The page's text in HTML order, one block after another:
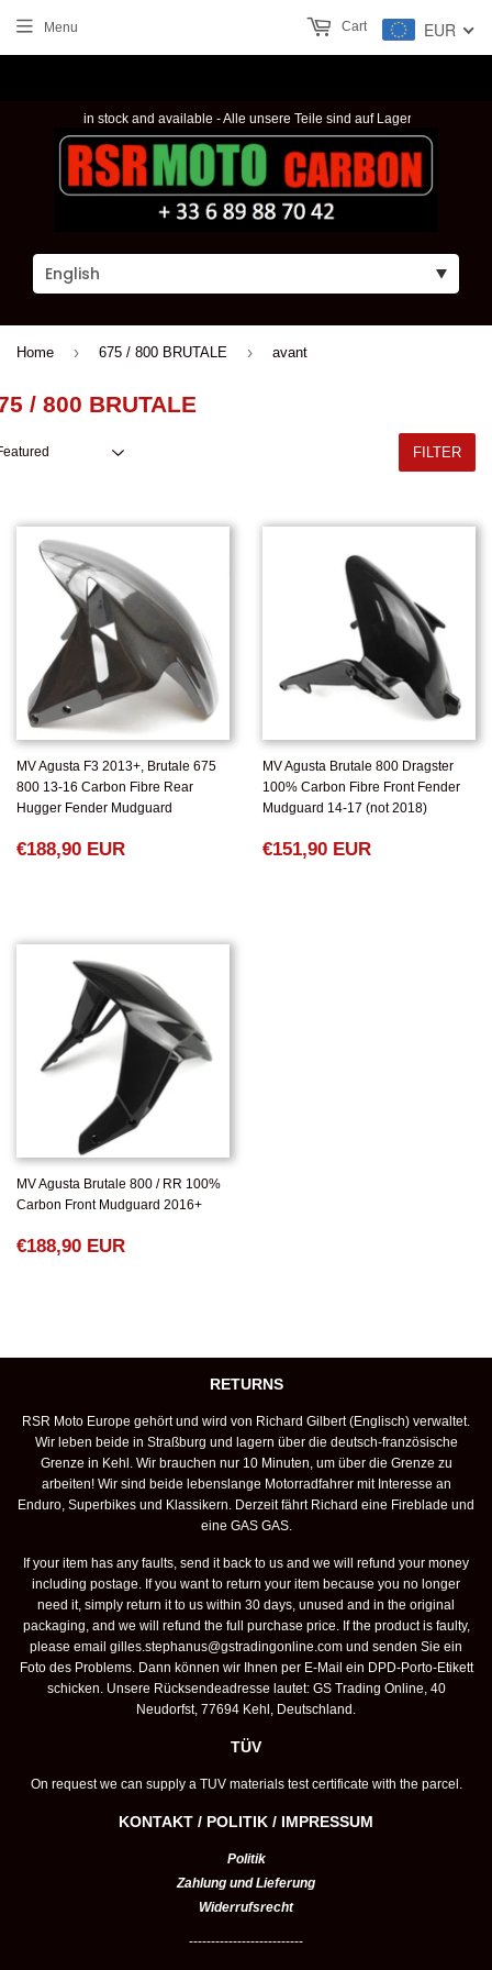
parts are in stock and available - Alle unsere Teile sind auf Lager und
Menu EUR
Cart
Home › 675 / 800 BRUTALE › avant
/ 800 BRUTALE
FILTER
MV Agusta F3 2013+, Brutale 675
800 13-16 Carbon Fibre Rear
Hugger Fender Mudguard
NORMALER
€188,90 EUR
MV Agusta Brutale 800 Dragster
100% Carbon Fibre Front Fender
Mudguard 14-17 (not 2018)
NORMALER
€151,90 EUR
MV Agusta Brutale 800 / RR 100%
Carbon Front Mudguard 2016+
NORMALER
€188,90 EUR
RETURNS
RSR Moto Europe gehört und wird von Richard Gilbert (Englisch) verwaltet.
Wir leben beide in Straßburg und lagern über die deutsch-französische
Grenze in Kehl. Wir brauchen nur 10 Minuten, um über die Grenze zu
arbeiten! Wir sind beide lebenslange Motorradfahrer mit Interesse an
Enduro, Superbikes und Klassikern. Derzeit fährt Richard eine Fireblade und
eine GAS GAS.
If your item has any faults, send it back to us and we will refund your money
including postage. If you want to return your item because you no longer
need it, simply return it to us within 30 days, unused and in the original
packaging, and we will refund the full purchase price. If the product is faulty,
please email gilles.stephanus@gstradingonline.com und senden Sie ein
Foto des Problems. Dann können wir Ihnen per E-Mail ein DPD-Porto-Etikett
schicken. Unsere Rücksendeadresse lautet: GS Trading Online, 40
Neudorfst, 77694 Kehl, Deutschland.
TÜV
On request we can supply a TUV materials test certificate with the parcel.
KONTAKT / POLITIK / IMPRESSUM
Politik
Zahlung und Lieferung
Widerrufsrecht
--------------------------